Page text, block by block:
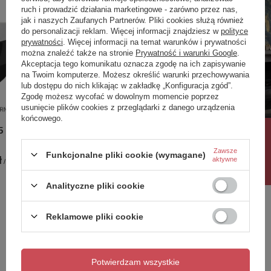
W komplecie stelaż oraz syfon z chromowanym
odpływem i przelewem.
Do wyboru dodatkowo pokrywa na odpływ i
przelew do wanny wolnostojącej w 4
wybarwieniach:
Biały Połysk, Czarny Połysk, Czarny Mat, Złoty
/
biała*
5 755,00 zł-6 111,00 zł szt.
Granat
7
najciekawsze pytania i odpowiedzi publikując
Zadaj pytanie
ruch i prowadzić działania marketingowe - zarówno przez nas,
jak i naszych Zaufanych Partnerów. Pliki cookies służą również
do personalizacji reklam. Więcej informacji znajdziesz w polityce
prywatności . Więcej informacji na temat warunków i prywatności
można znaleźć także na stronie Prywatność i warunki Google
Akceptacja tego komunikatu oznacza zgodę na ich zapisywanie
na Twoim komputerze. Możesz określić warunki przechowywania
lub dostępu do nich klikając w zakładkę „Konfiguracja zgód”.
Zgodę możesz wycofać w dowolnym momencie poprzez
usunięcie plików cookies z przeglądarki z danego urządzenia
końcowego.
Funkcjonalne pliki cookie (wymagane)
Zawsze
aktywne
Analityczne pliki cookie
Reklamowe pliki cookie
Potwierdzam wszystkie